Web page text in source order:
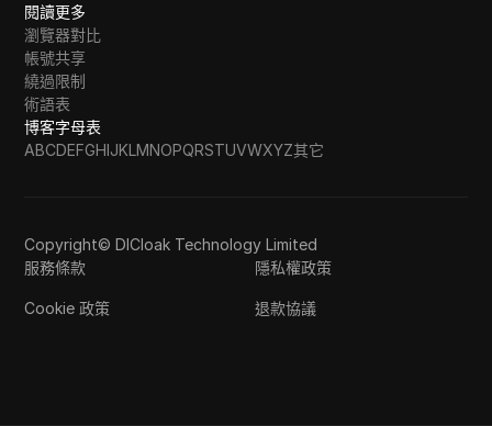
閱讀更多
瀏覽器對比
帳號共享
繞過限制
術語表
博客字母表
ABCDEFGHIJKLMNOPQRSTUVWXYZ其它
Copyright© DICloak Technology Limited
服務條款
隱私權政策
Cookie 政策 退款協議